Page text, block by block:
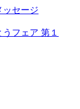
ッセージ
フェア 第１